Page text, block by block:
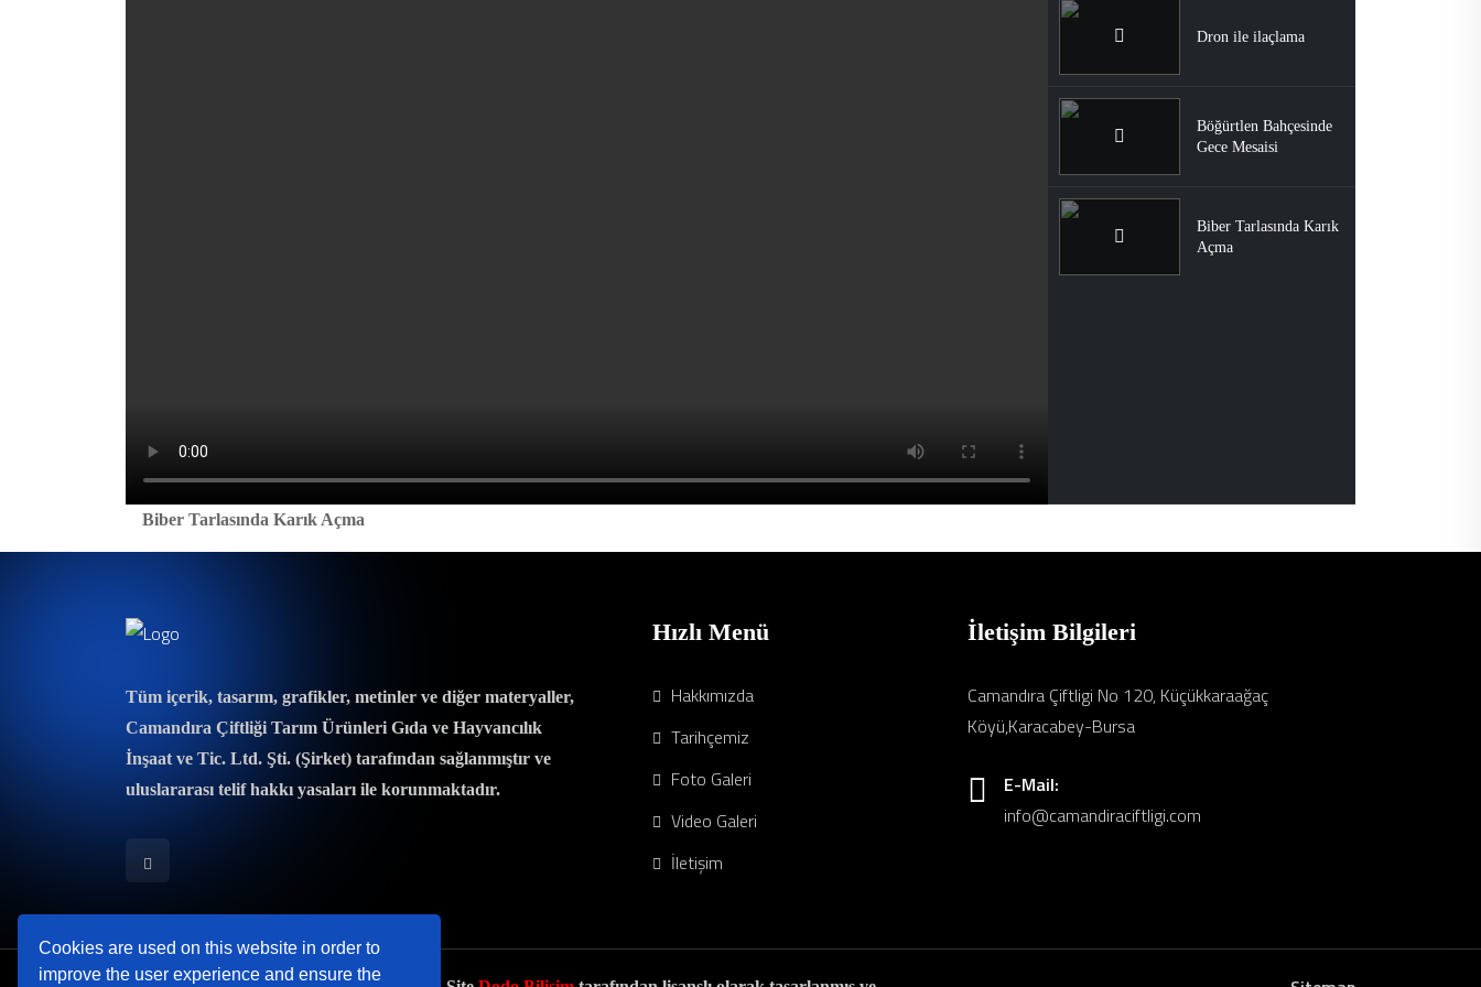
Cookies are used on this website in order to
improve the user experience and ensure the
Dron ile ilaçlama
Böğürtlen Bahçesinde
Gece Mesaisi
Biber Tarlasında Karık
Açma
Biber Tarlasında Karık Açma
Tüm içerik, tasarım, grafikler, metinler ve diğer materyaller,
Camandıra Çiftliği Tarım Ürünleri Gıda ve Hayvancılık
İnşaat ve Tic. Ltd. Şti. (Şirket) tarafından sağlanmıştır ve
uluslararası telif hakkı yasaları ile korunmaktadır.
Hızlı Menü
Hakkımızda
Tarihçemiz
Foto Galeri
Video Galeri
İletişim
İletişim Bilgileri
Camandıra Çiftligi No 120, Küçükkaraağaç
Köyü,Karacabey-Bursa
E-Mail:
info@camandiraciftligi.com